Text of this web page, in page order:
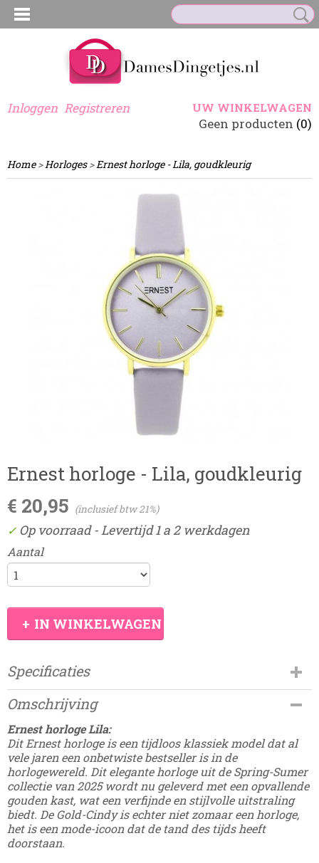
Inloggen Registreren UW WINKELWAGEN
Geen producten (0)
Home>Horloges>Ernest horloge - Lila, goudkleurig
Ernest horloge - Lila, goudkleurig
€ 20,95 (inclusief btw 21%)
✓ Op voorraad- Levertijd 1 a 2 werkdagen
Aantal
IN WINKELWAGEN
Specificaties
Productcode
Damesdingetjes-130
Omschrijving
Ernest horloge Lila:
Dit Ernest horloge is een tijdloos klassiek model dat al
vele jaren een onbetwiste bestseller is in de
horlogewereld. Dit elegante horloge uit de Spring-Sumer
collectie van 2025 wordt nu geleverd met een opvallende
gouden kast, wat een verfijnde en stijlvolle uitstraling
biedt. De Gold-Cindy is echter niet zomaar een horloge,
het is een mode-icoon dat de tand des tijds heeft
doorstaan.